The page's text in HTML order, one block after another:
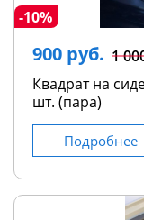
-10%
900 руб. 1
Квадрат на
шт. (пара)
Подробнее